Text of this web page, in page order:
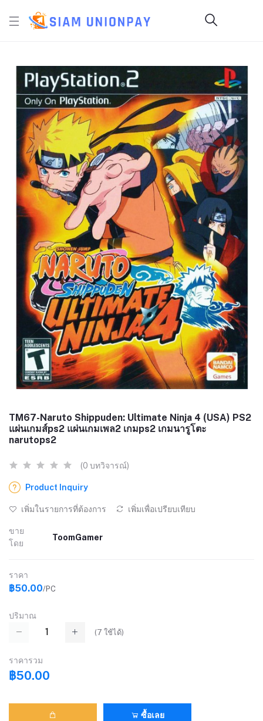
TM67-Naruto Shippuden: Ultimate Ninja 4 (USA) PS2
แผ่นเกมส์ps2 แผ่นเกมเพล2 เกมps2 เกมนารูโตะ
narutops2
(0 บทวิจารณ์)
Product Inquiry
เพิ่มในรายการที่ต้องการ เพิ่มเพื่อเปรียบเทียบ
ขาย
โดย
ToomGamer
ราคา
฿50.00/PC
ปริมาณ
(7 ใช้ได้)
ราคารวม
฿50.00
ซื้อเลย